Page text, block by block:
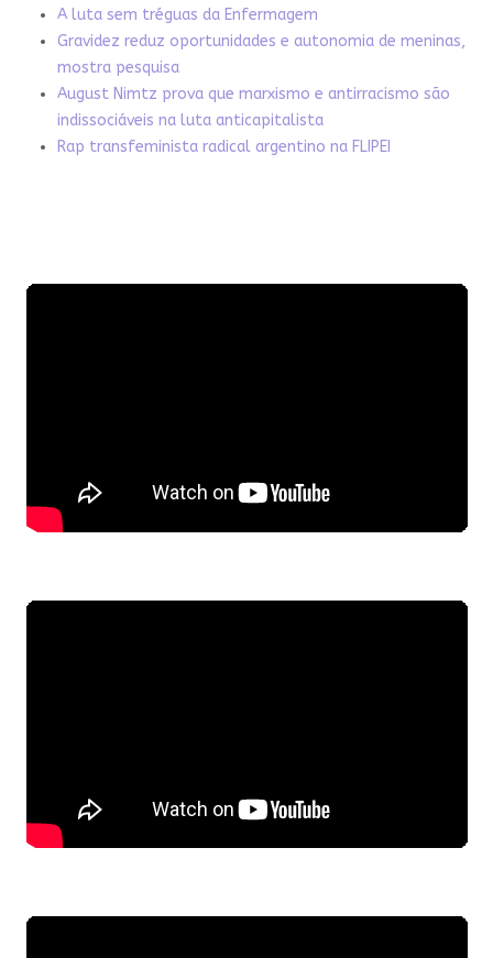
A luta sem tréguas da Enfermagem
Gravidez reduz oportunidades e autonomia de meninas,
mostra pesquisa
August Nimtz prova que marxismo e antirracismo são
indissociáveis na luta anticapitalista
Rap transfeminista radical argentino na FLIPEI